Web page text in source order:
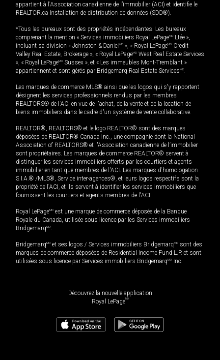
appartient à l'Association canadienne de l’immobilier (ACI) et identifie le
REALTOR.ca Installation de distribution de données (SDD®).
*Tous les bureaux sont des propriétés indépendantes. Les bureaux
comprenant la mention « Services immobiliers Royal LePageMD Ltée »,
incluant sa division « Johnston & Daniel MD », « Royal LePageMD Credit
Valley Real Estate, Brokerage », « Royal LePageMD West Real Estate Services
», « Royal LePageMD Sussex », et « Les immeubles Mont-Tremblant »
appartiennent et sont gérés par Bridgemarq Real Estate ServicesMD
Les marques de commerce MLS® ainsi que les logos qui s'y rapportent
désignent les services professionnels rendus par les membres
REALTORS® de l'ACI en vue de l'achat, de la vente et de la location de
biens immobiliers dans le cadre d'un système de vente collaborative.
REALTOR®, REALTORS® et le logo REALTOR® sont des marques
déposées de REALTOR® Canada Inc., une compagnie dont la National
Association of REALTORS® et l'Association canadienne de l’immobilier
sont propriétaires. Les marques de commerce REALTOR® servent à
distinguer les services immobiliers offerts par les courtiers et agents
immobilier en tant que membres de l'ACI. Les marques d'homologation
S.I.A.® /MLS®, Service inter-agences®, et leurs logos respectifs sont la
propriété de l'ACI, et ils servent à identifier les services immobiliers que
fournissent les courtiers et agents membres de l'ACI.
Royal LePageMD est une marque de commerce déposée de la Banque
Royale du Canada, utilisée sous licence par les Services immobiliers
BridgemarqMD
BridgemarqMD et ses logos / Services immobiliers BridgemarqMD sont des
marques de commerce déposées de Residential Income Fund L.P. et sont
utilisées sous licence par Services immobiliers BridgemarqMD Inc.
Découvrez la nouvelle application
Royal LePageMD